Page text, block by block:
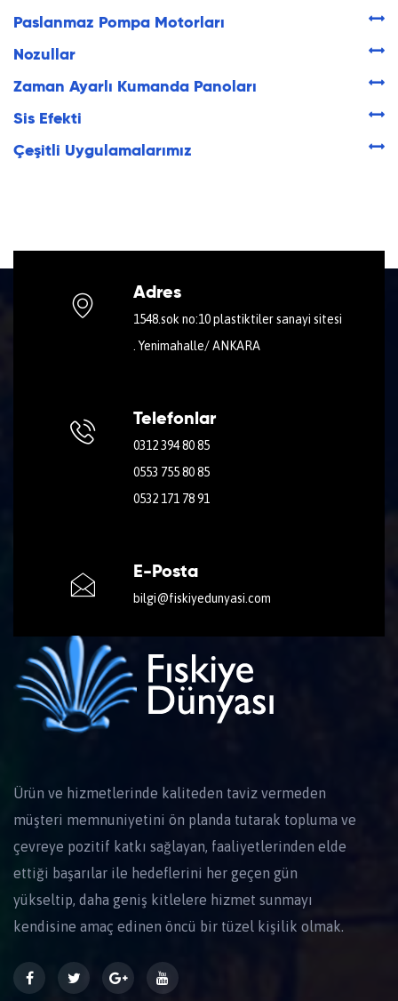
Paslanmaz Pompa Motorları
Nozullar
Zaman Ayarlı Kumanda Panoları
Sis Efekti
Çeşitli Uygulamalarımız
Adres
1548.sok no:10 plastiktiler sanayi sitesi
. Yenimahalle/ ANKARA
Telefonlar
0312 394 80 85
0553 755 80 85
0532 171 78 91
E-Posta
bilgi@fiskiyedunyasi.com
Ürün ve hizmetlerinde kaliteden taviz vermeden
müşteri memnuniyetini ön planda tutarak topluma ve
çevreye pozitif katkı sağlayan, faaliyetlerinden elde
ettiği başarılar ile hedeflerini her geçen gün
yükseltip, daha geniş kitlelere hizmet sunmayı
kendisine amaç edinen öncü bir tüzel kişilik olmak.